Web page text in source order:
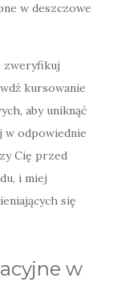
w deszczowe
zweryfikuj
kursowanie
aby uniknąć
w odpowiednie
Cię przed
i miej
się
w